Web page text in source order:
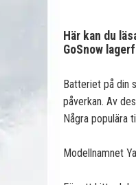
Här kan du
GoSnow
Batteriet på din
påverkan. Av
Några populära
Modellnamnet